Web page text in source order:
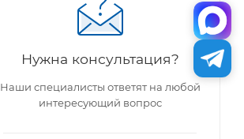
Нужна консультация?
Наши специалисты ответят на любой
интересующий вопрос